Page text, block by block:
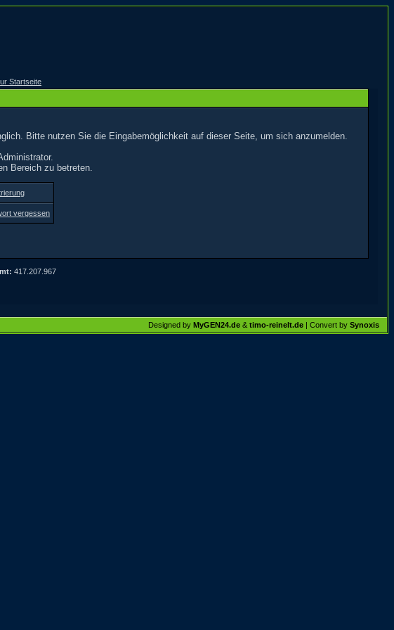
Bitte nutzen Sie die Eingabemöglichkeit auf dieser Seite, um sich anzumelden.
Bereich zu betreten.
vergessen
417.207.967
Designed by MyGEN24.de & timo-reinelt.de | Convert by Synoxis